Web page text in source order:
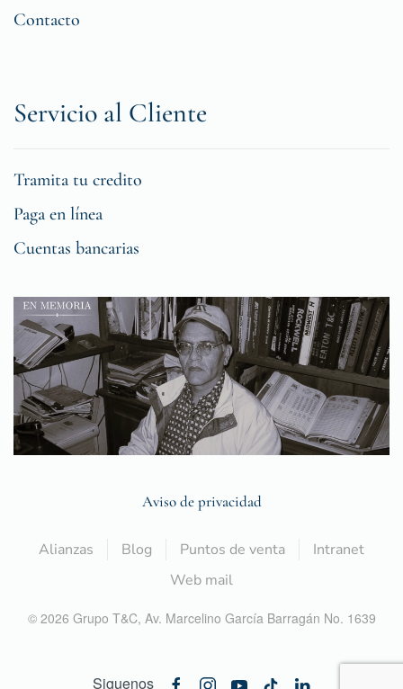
Contacto
Servicio al Cliente
Tramita tu credito
Paga en línea
Cuentas bancarias
Aviso de privacidad
Alianzas Blog Puntos de venta
Intranet
Web mail
© 2026 Grupo T&C, Av. Marcelino García Barragán No. 1639
Siguenos